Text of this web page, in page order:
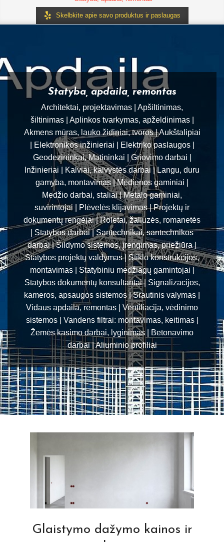
Skelbkite apie savo produktus ir paslaugas
Statyba, apdaila, remontas
Architektai, projektavimas | Apšiltinimas,
šiltinimas | Aplinkos tvarkymas, apželdinimas |
Akmens mūras, lauko židiniai, tvoros | Aukštalipiai
| Elektronikos inžinieriai | Elektriko paslaugos |
Geodezininkai, Matininkai | Griovimo darbai |
Inžinieriai | Kalviai, kalvystės darbai | Langu, duru
gamyba, montavimas | Medienos gaminiai |
Medžio darbai, staliai | Metalo gaminiai,
suvirintojai | Plėvelės klijavimas | Projektų ir
dokumentų rengėjai | Roletai, žaliuzės, romanetės
| Statybos darbai | Santechnikai, santechnikos
darbai | Šildymo sistemos, įrengimas, priežiūra |
Statybos projektų valdymas | Stiklo konstrukcijos,
montavimas | Statybiniu medžiagų gamintojai |
Statybos dokumentų konsultantai | Signalizacijos,
kameros, apsaugos sistemos | Srautinis valymas |
Vidaus apdaila, remontas | Ventiliacija, vėdinimo
sistemos | Vandens filtrai: montavimas, keitimas |
Žemės kasimo darbai, lyginimas | Betonavimo
darbai | Aliuminio profiliai
Glaistymo dažymo kainos ir